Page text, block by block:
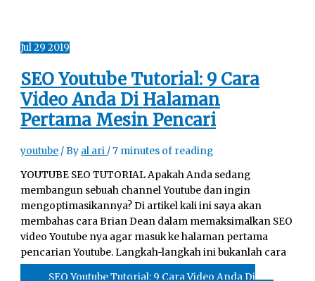
Jul29 2019
SEO Youtube Tutorial: 9 Cara
Video Anda Di Halaman
Pertama Mesin Pencari
youtube / By al ari /7 minutes of reading
YOUTUBE SEO TUTORIAL Apakah Anda sedang
membangun sebuah channel Youtube dan ingin
mengoptimasikannya? Di artikel kali ini saya akan
membahas cara Brian Dean dalam memaksimalkan SEO
video Youtube nya agar masuk ke halaman pertama
pencarian Youtube. Langkah-langkah ini bukanlah cara
SEO Youtube Tutorial: 9 Cara Video Anda Di